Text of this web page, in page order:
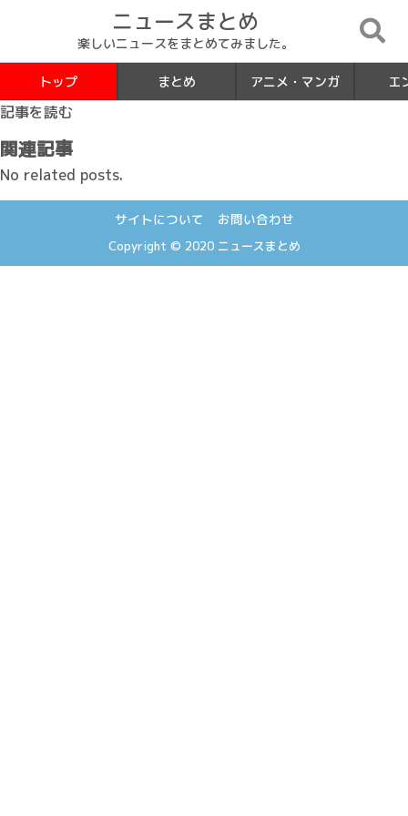
ニュースまとめ
楽しいニュースをまとめてみました。
トップ まとめ アニメ・マンガ エ
記事を読む
関連記事
No related posts.
サイトについて お問い合わせ
Copyright © 2020 ニュースまとめ